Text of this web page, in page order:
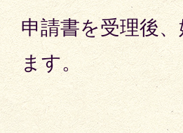
申請書を受理後
ます。